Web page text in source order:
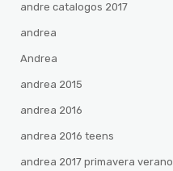
andre catalogos 2017
andrea
Andrea
andrea 2015
andrea 2016
andrea 2016 teens
andrea 2017 primavera verano